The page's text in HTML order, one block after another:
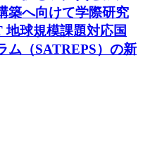
築へ向けて学際研究
球規模課題対応国
ム（SATREPS）の新